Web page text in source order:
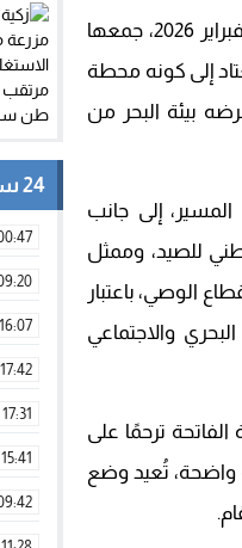
عقدت جمعية البحث وإنقاذ الأرواح البشرية بالبحر بالداخلة، يوم الخميس 12 فبراير 2026، جمعها
المعتاد إلى كونه محطة
بيئة البحر من
إلى جانب
للصيد، وممثل
الوصي، باعتبار
والاجتماعي
ترحمًا على
ذات دلالة رمزية واضحة، تُعيد وضع
24 ساعة
16:07
17:42
17:31
15:41